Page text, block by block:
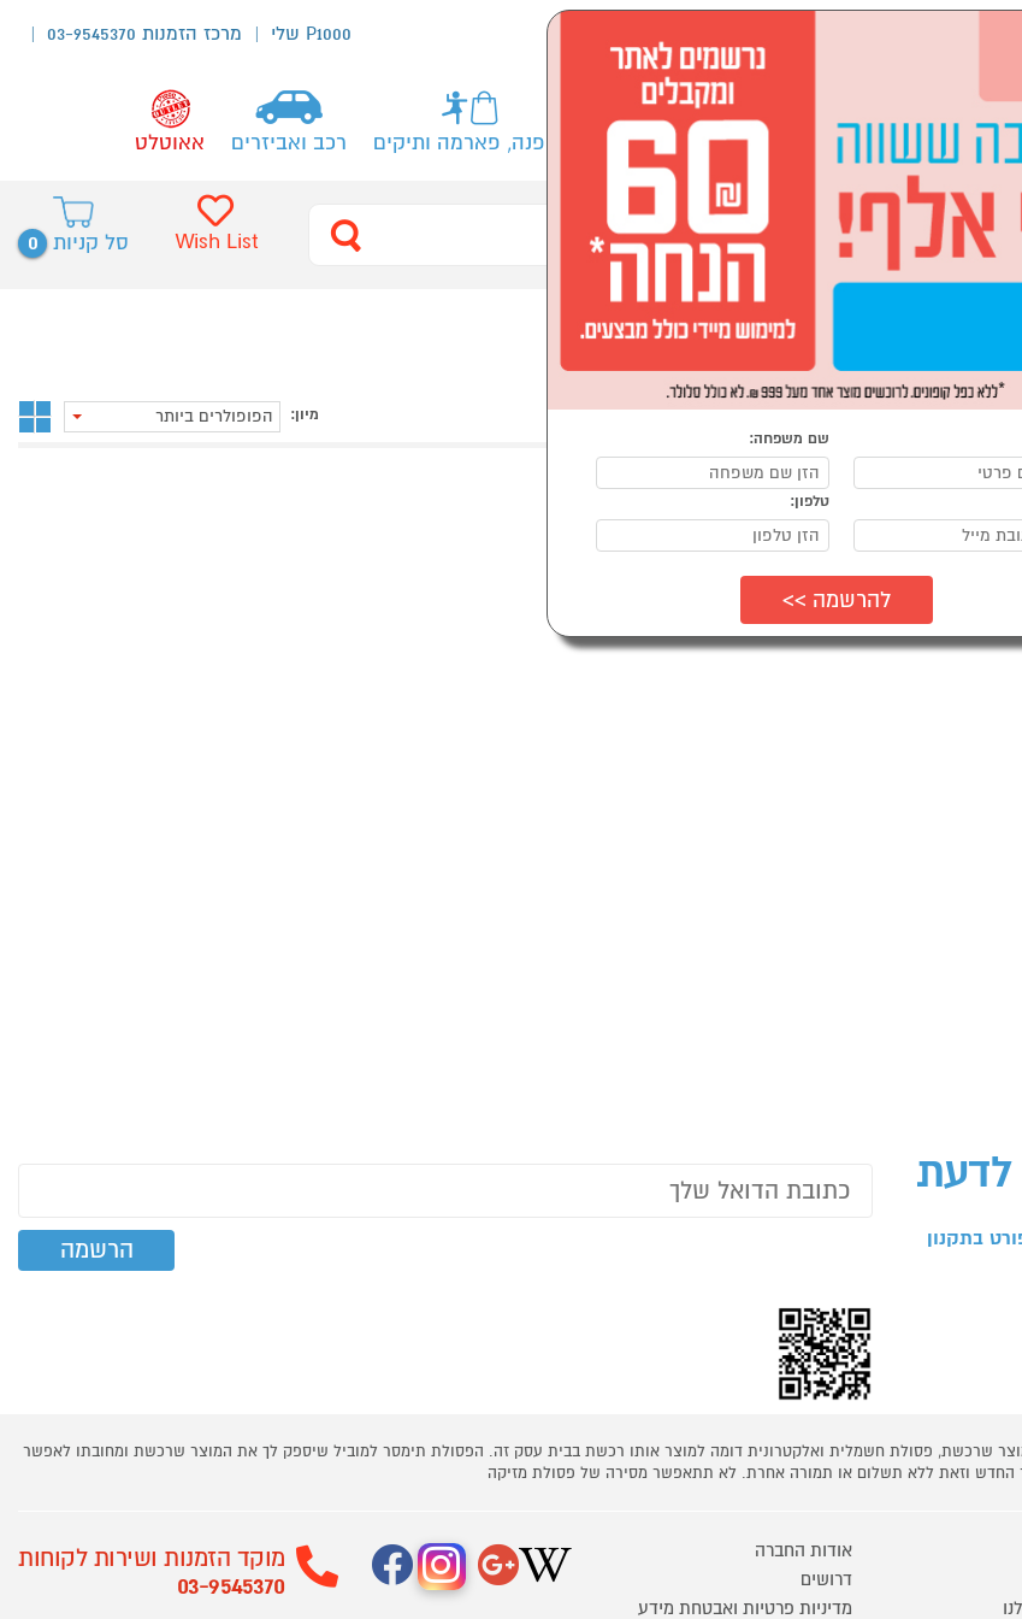
P1000 שלי מרכז הזמנות 03-9545370
היקפי לבית ולגן ספורט, מחנאות וילדים אופנה, פארמה ותיקים רכב ואביזרים אאוטלט
סל קניות 0 Wish List
מיון: הפופולרים ביותר
לדעת
בתקנון
שרכשת, פסולת חשמלית ואלקטרונית דומה למוצר אותו רכשת בבית עסק זה. הפסולת תימסר למוביל שיספק לך את המוצר שרכשת ומחובתו לאפשר
החדש וזאת ללא תשלום או תמורה אחרת. לא תתאפשר מסירה של פסולת מזיקה
אודות החברה
דרושים
מדיניות פרטיות ואבטחת מידע
מוקד הזמנות ושירות לקוחות
03-9545370
שם משפחה:
טלפון: